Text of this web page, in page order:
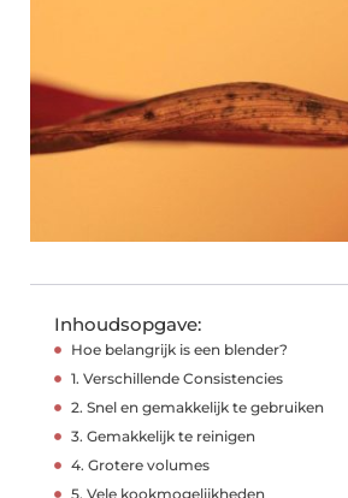
Inhoudsopgave:
Hoe belangrijk is een blender?
1. Verschillende Consistencies
2. Snel en gemakkelijk te gebruiken
3. Gemakkelijk te reinigen
4. Grotere volumes
5. Vele kookmogelijkheden